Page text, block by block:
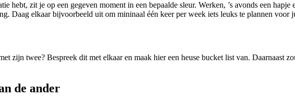
hebt, zit je op een gegeven moment in een bepaalde sleur. Werken, ’s avonds een
Daag elkaar bijvoorbeeld uit om mininaal één keer per week iets leuks te plannen voor
zijn twee? Bespreek dit met elkaar en maak hier een heuse bucket list van. Daarnaast
de ander